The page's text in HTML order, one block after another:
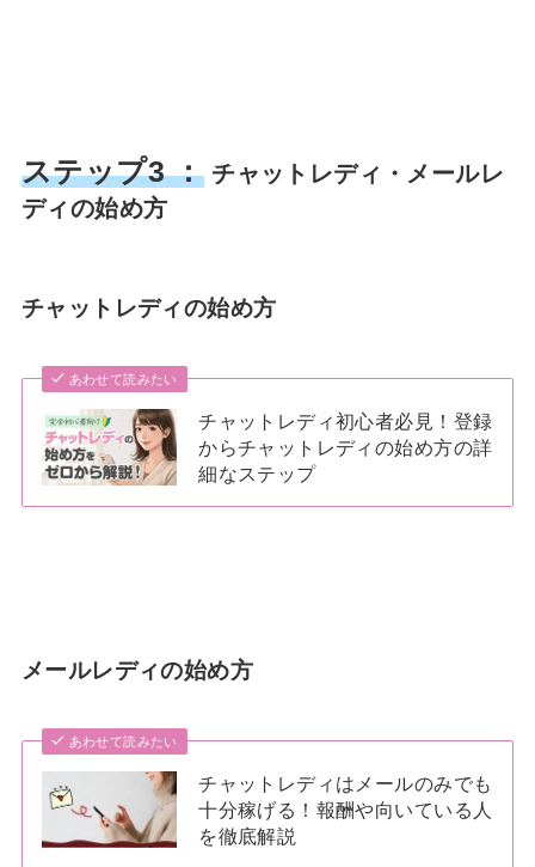
ステップ3 ：チャットレディ・メールレ
ディの始め方
チャットレディの始め方
あわせて読みたい
チャットレディ初心者必見！登録
からチャットレディの始め方の詳
細なステップ
メールレディの始め方
あわせて読みたい
チャットレディはメールのみでも
十分稼げる！報酬や向いている人
を徹底解説